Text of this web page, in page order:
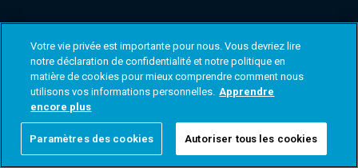
Votre vie privée est importante pour nous. Vous devriez lire
notre déclaration de confidentialité et notre politique en
matière de cookies pour mieux comprendre comment nous
utilisons vos informations personnelles. Apprendre
encore plus
Paramètres des cookies Autoriser tous les cookies